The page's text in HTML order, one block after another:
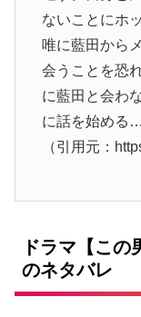
ないことにホ
唯に藍田から
会うことを恐
に藍田と会わ
に話を始める…
（引用元：
ドラマ【こ
のネタバレ